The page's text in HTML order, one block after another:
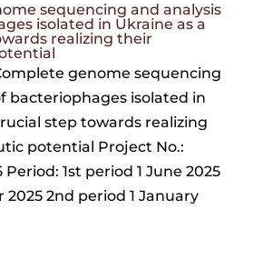
sequencing and analysis
isolated in Ukraine as a
realizing their
genome sequencing
bacteriophages isolated in
step towards realizing
potential Project No.:
Period: 1st period 1 June 2025
2025 2nd period 1 January